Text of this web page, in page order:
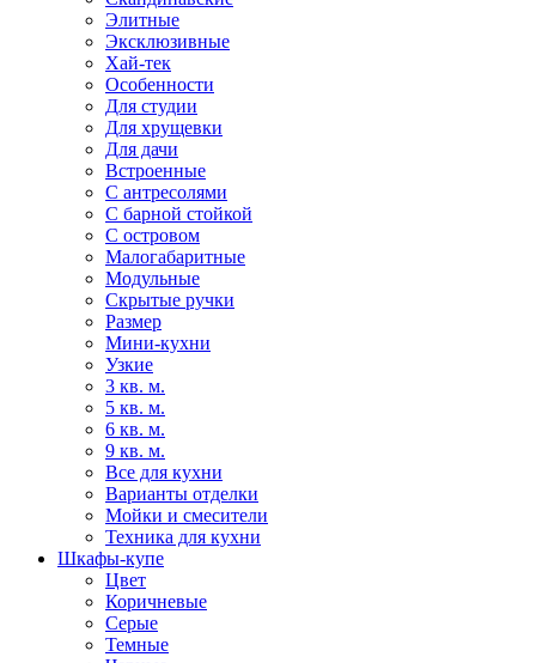
Элитные
Эксклюзивные
Хай-тек
Особенности
Для студии
Для хрущевки
Для дачи
Встроенные
С антресолями
С барной стойкой
С островом
Малогабаритные
Модульные
Скрытые ручки
Размер
Мини-кухни
Узкие
3 кв. м.
5 кв. м.
6 кв. м.
9 кв. м.
Все для кухни
Варианты отделки
Мойки и смесители
Техника для кухни
Шкафы-купе
Цвет
Коричневые
Серые
Темные